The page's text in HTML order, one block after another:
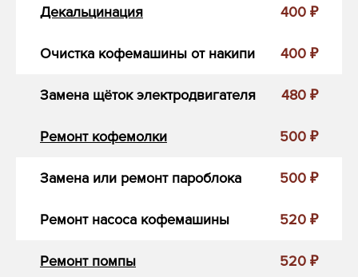
Декальцинация 400 ₽
Очистка кофемашины от накипи 400 ₽
Замена щёток электродвигателя 480 ₽
Ремонт кофемолки 500 ₽
Замена или ремонт пароблока 500 ₽
Ремонт насоса кофемашины 520 ₽
Ремонт помпы 520 ₽